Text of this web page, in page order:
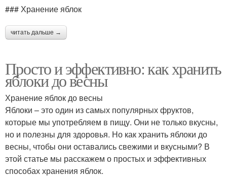
### Хранение яблок
читать дальше →
Просто и эффективно: как хранить
яблоки до весны
Хранение яблок до весны
Яблоки – это один из самых популярных фруктов,
которые мы употребляем в пищу. Они не только вкусны,
но и полезны для здоровья. Но как хранить яблоки до
весны, чтобы они оставались свежими и вкусными? В
этой статье мы расскажем о простых и эффективных
способах хранения яблок.